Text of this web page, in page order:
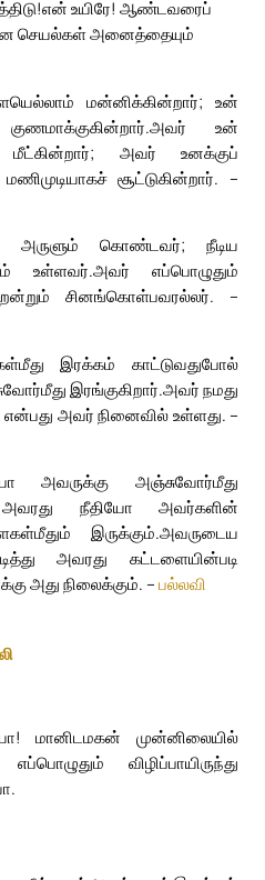
என் உயிரே! ஆண்டவரைப்
செயல்கள் அனைத்தையும்
மன்னிக்கின்றார்; உன்
அவர் உன்
மீட்கின்றார்; அவர் உனக்குப்
சூட்டுகின்றார். –
அருளும் கொண்டவர்; நீடிய
உள்ளவர்.அவர் எப்பொழுதும்
சினங்கொள்பவரல்லர். –
இரக்கம் காட்டுவதுபோல்
இரங்குகிறார்.அவர் நமது
என்பது அவர் நினைவில் உள்ளது. –
அவருக்கு அஞ்சுவோர்மீது
நீதியோ அவர்களின்
இருக்கும்.அவருடைய
அவரது கட்டளையின்படி
அது நிலைக்கும். – பல்லவி
மானிடமகன் முன்னிலையில்
விழிப்பாயிருந்து